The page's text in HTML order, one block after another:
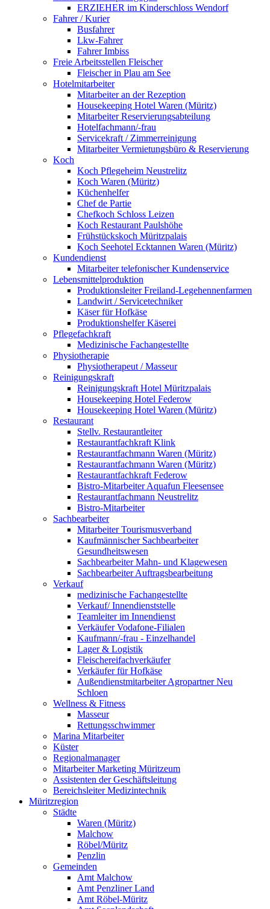
ERZIEHER im Kinderschloss Wendorf
Fahrer / Kurier
Busfahrer
Lkw-Fahrer
Fahrer Imbiss
Freie Arbeitsstellen Fleischer
Fleischer in Plau am See
Hotelmitarbeiter
Mitarbeiter an der Rezeption
Housekeeping Hotel Waren (Müritz)
Mitarbeiter Reservierungsabteilung
Hotelfachmann/-frau
Servicekraft / Zimmerreinigung
Mitarbeiter Vermietungsbüro & Reservierung
Koch
Koch Pflegeheim Neustrelitz
Koch Waren (Müritz)
Küchenhelfer
Chef de Partie
Chefkoch Schloss Leizen
Koch Restaurant Paulshöhe
Frühstückskoch Müritzpalais
Koch Seehotel Ecktannen Waren (Müritz)
Kundendienst
Mitarbeiter telefonischer Kundenservice
Lebensmittelproduktion
Produktionsleiter Freiland-Legehennenfarmen
Landwirt / Servicetechniker
Käser für Hofkäse
Produktionshelfer Käserei
Pflegefachkraft
Medizinische Fachangestellte
Physiotherapie
Physiotherapeut / Masseur
Reinigungskraft
Reinigungskraft Hotel Müritzpalais
Housekeeping Hotel Federow
Housekeeping Hotel Waren (Müritz)
Restaurant
Stellv. Restaurantleiter
Restaurantfachkraft Klink
Restaurantfachmann Waren (Müritz)
Restaurantfachmann Waren (Müritz)
Restaurantfachkraft Federow
Bistro-Mitarbeiter Aquafun Fleesensee
Restaurantfachmann Neustrelitz
Bistro-Mitarbeiter
Sachbearbeiter
Mitarbeiter Tourismusverband
Kaufmännischer Sachbearbeiter
Gesundheitswesen
Sachbearbeiter Mahn- und Klagewesen
Sachbearbeiter Auftragsbearbeitung
Verkauf
medizinische Fachangestellte
Verkauf/ Innendienststelle
Teamleiter im Innendienst
Verkäufer Vodafone-Filialen
Kaufmann/-frau - Einzelhandel
Lager & Logistik
Fleischereifachverkäufer
Verkäufer für Hofkäse
Außendienstmitarbeiter Agropartner Neu
Schloen
Wellness & Fitness
Masseur
Rettungsschwimmer
Marina Mitarbeiter
Küster
Regionalmanager
Mitarbeiter Marketing Müritzeum
Assistenten der Geschäftsleitung
Bereichsleiter Medizintechnik
Müritzregion
Städte
Waren (Müritz)
Malchow
Röbel/Müritz
Penzlin
Gemeinden
Amt Malchow
Amt Penzliner Land
Amt Röbel-Müritz